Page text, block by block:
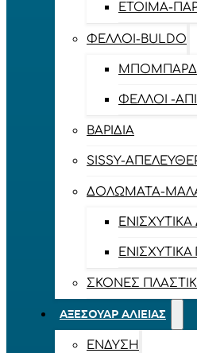
ΈΤΟΙΜΑ-
ΦΕΛΛΟΊ-BULDO
ΦΕΛΛΟΊ -
ΒΑΡΊΔΙΑ
SISSY-
ΔΟΛΏΜΑΤΑ-
ΕΝΙΣΧΥΤΙΚΆ
ΣΚΌΝΕΣ
ΑΞΕΣΟΥΆΡ ΑΛΙΕΊΑΣ
ΈΝΔΥΣΗ